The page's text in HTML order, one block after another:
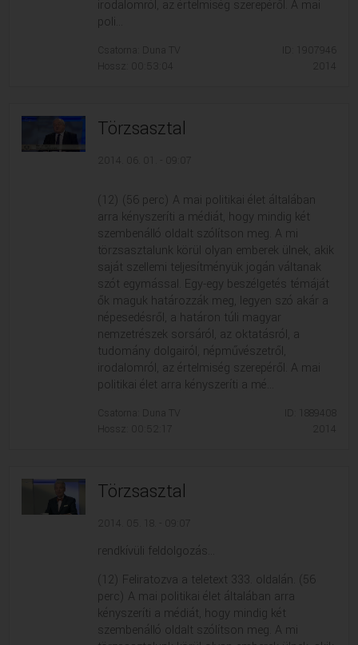
irodalomról, az értelmiség szerepéről. A mai
poli...
Csatorna: Duna TV
Hossz: 00:53:04
ID: 1907946
2014
Törzsasztal
2014. 06. 01. - 09:07
(12) (56 perc) A mai politikai élet általában
arra kényszeríti a médiát, hogy mindig két
szembenálló oldalt szólítson meg. A mi
törzsasztalunk körül olyan emberek ülnek, akik
saját szellemi teljesítményük jogán váltanak
szót egymással. Egy-egy beszélgetés témáját
ők maguk határozzák meg, legyen szó akár a
népesedésről, a határon túli magyar
nemzetrészek sorsáról, az oktatásról, a
tudomány dolgairól, népművészetről,
irodalomról, az értelmiség szerepéről. A mai
politikai élet arra kényszeríti a mé...
Csatorna: Duna TV
Hossz: 00:52:17
ID: 1889408
2014
Törzsasztal
2014. 05. 18. - 09:07
rendkívüli feldolgozás...
(12) Feliratozva a teletext 333. oldalán. (56
perc) A mai politikai élet általában arra
kényszeríti a médiát, hogy mindig két
szembenálló oldalt szólítson meg. A mi